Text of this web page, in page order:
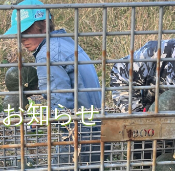
お知らせ